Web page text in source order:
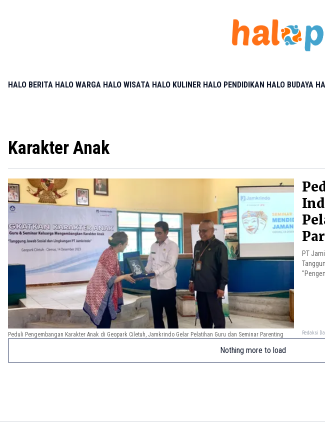
HALO BERITA HALO WARGA HALO WISATA HALO KULINER HALO PENDIDIKAN HALO BUDAYA
Karakter Anak
PT
Redaksi
Peduli Pengembangan Karakter Anak di Geopark Ciletuh, Jamkrindo Gelar Pelatihan Guru dan Seminar Parenting
Nothing more to load